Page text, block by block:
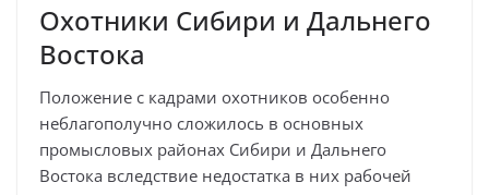
Охотники Сибири и Дальнего
Востока
Положение с кадрами охотников особенно
неблагополучно сложилось в основных
промысловых районах Сибири и Дальнего
Востока вследствие недостатка в них рабочей